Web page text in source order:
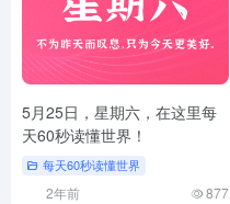
5月25日，星期六，在这里每
天60秒读懂世界！
每天60秒读懂世界
2年前 877